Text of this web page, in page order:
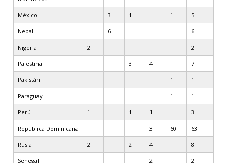
México 3 1 1 5
Nepal 6 6
Nigeria 2 2
Palestina 3 4 7
Pakistán 1 1
Paraguay 1 1
Perú 1 1 1 3
República Dominicana 3 60 63
Rusia 2 2 4 8
Senegal 2 2